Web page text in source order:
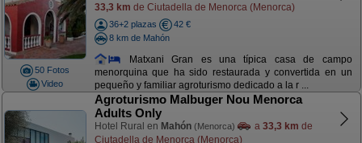
50 Fotos
Video
33,3 km de Ciutadella de Menorca (Menorca)
36+2 plazas
42 €
8 km de Mahón
Matxani Gran es una típica casa de campo
menorquina que ha sido restaurada y convertida en un
pequeño y familiar agroturismo dedicado a la r ...
Agroturismo Malbuger Nou Menorca
Adults Only
Hotel Rural en Mahón (Menorca) a 33,3 km de
Ciutadella de Menorca (Menorca)